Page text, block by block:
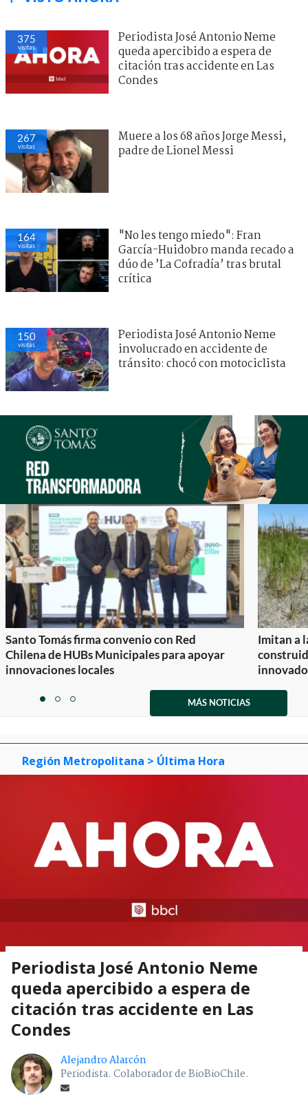
375
visitas
Periodista José Antonio Neme
queda apercibido a espera de
citación tras accidente en Las
Condes
267
visitas
Muere a los 68 años Jorge Messi,
padre de Lionel Messi
164
visitas
"No les tengo miedo": Fran
García-Huidobro manda recado a
dúo de ’La Cofradía’ tras brutal
crítica
150
visitas
Periodista José Antonio Neme
involucrado en accidente de
tránsito: chocó con motociclista
Santo Tomás firma convenio con Red
Chilena de HUBs Municipales para apoyar
innovaciones locales
Imitan a
itemitemitem
MÁS NOTICIAS
Región Metropolitana > Última Hora
Periodista José Antonio Neme
queda apercibido a espera de
citación tras accidente en Las
Condes
Alejandro Alarcón
Periodista. Colaborador de BioBioChile.